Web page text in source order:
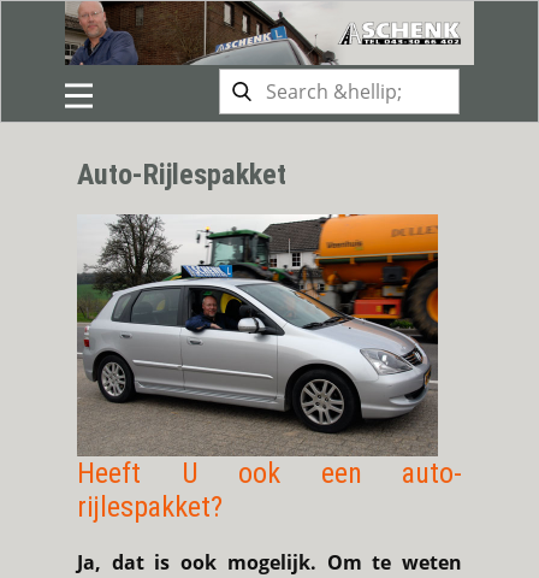
Auto-Rijlespakket
Heeft U ook een auto-
rijlespakket?
Ja, dat is ook mogelijk. Om te weten